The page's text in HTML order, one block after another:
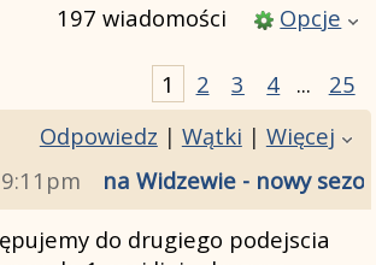
197 wiadomości
Opcje
1 2 3 4 ...
25
Odpowiedz | Wątki | Więcej
na Widzewie - nowy
do drugiego podejscia